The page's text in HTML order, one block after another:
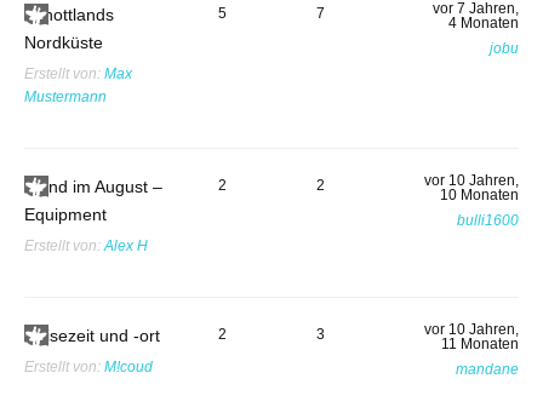
Schottlands
Nordküste
Erstellt von: Max
Mustermann
5 7
vor 7 Jahren,
4 Monaten
jobu
Irland im August –
Equipment
Erstellt von:Alex H
2 2
vor 10 Jahren,
10 Monaten
bulli1600
Reisezeit und -ort
Erstellt von: M!coud
2 3
vor 10 Jahren,
11 Monaten
mandane